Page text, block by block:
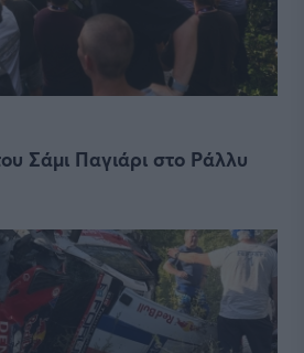
Σάμι Παγιάρι στο Ράλλυ